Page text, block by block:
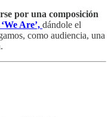
por una composición
‘We Are’, dándole el
como audiencia, una